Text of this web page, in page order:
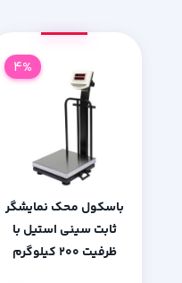
باسکول محک نمایشگر
ثابت سینی استیل با
ظرفیت 200 کیلوگرم
4%